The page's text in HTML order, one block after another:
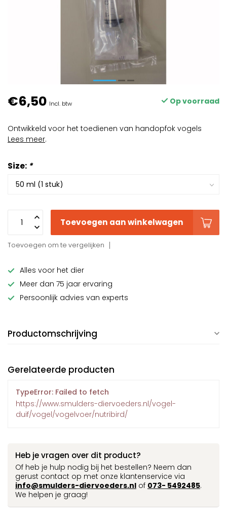
€6,50 Incl. btw Op voorraad
Ontwikkeld voor het toedienen van handopfok vogels
Lees meer.
Size: *
Toevoegen aan winkelwagen
Toevoegen om te vergelijken
Alles voor het dier
Meer dan 75 jaar ervaring
Persoonlijk advies van experts
Productomschrijving
Gerelateerde producten
TypeError: Failed to fetch
https://www.smulders-diervoeders.nl/vogel-
duif/vogel/vogelvoer/nutribird/
Heb je vragen over dit product?
Of heb je hulp nodig bij het bestellen? Neem dan
gerust contact op met onze klantenservice via
info@smulders-diervoeders.nl of 073- 5492485.
We helpen je graag!